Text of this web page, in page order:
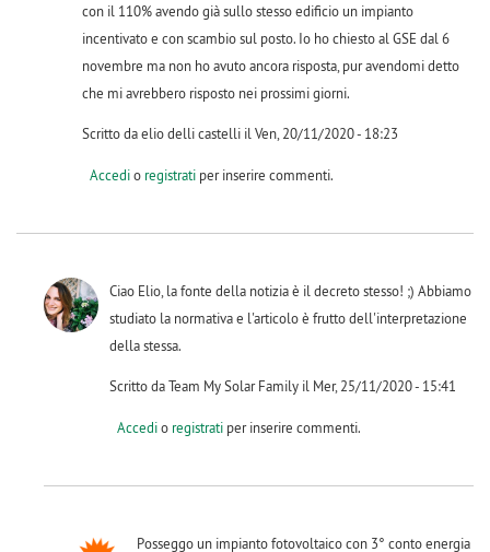
con il 110% avendo già sullo stesso edificio un impianto
incentivato e con scambio sul posto. Io ho chiesto al GSE dal 6
novembre ma non ho avuto ancora risposta, pur avendomi detto
che mi avrebbero risposto nei prossimi giorni.
Scritto da elio delli castelli il Ven, 20/11/2020 - 18:23
Accedio registratiper inserire commenti.
Ciao Elio, la fonte della notizia è il decreto stesso! ;) Abbiamo
studiato la normativa e l'articolo è frutto dell'interpretazione
della stessa.
Scritto da Team My Solar Family il Mer, 25/11/2020 - 15:41
Accedio registratiper inserire commenti.
Posseggo un impianto fotovoltaico con 3° conto energia